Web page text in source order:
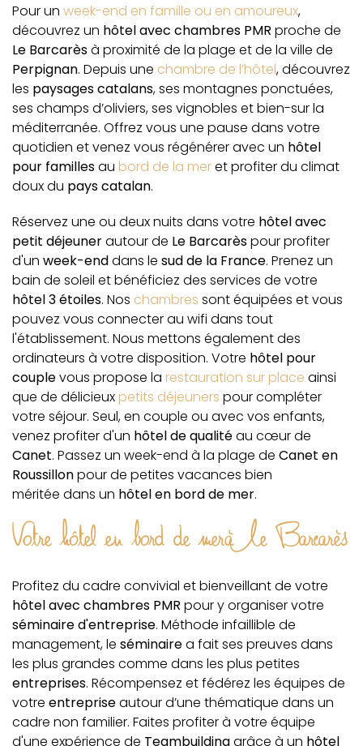
Pour un week-end en famille ou en amoureux,
découvrez un hôtel avec chambres PMR proche de
Le Barcarèsà proximité de la plage et de la ville de
Perpignan. Depuis une chambre de l’hôtel, découvrez
les paysages catalans, ses montagnes ponctuées,
ses champs d’oliviers, ses vignobles et bien-sur la
méditerranée. Offrez vous une pause dans votre
quotidien et venez vous régénérer avec un hôtel
pour famillesau bord de la meret profiter du climat
doux du pays catalan.
Réservez une ou deux nuits dans votre hôtel avec
petit déjeunerautour de Le Barcarèspour profiter
d'un week-enddans le sud de la France. Prenez un
bain de soleil et bénéficiez des services de votre
hôtel 3 étoiles. Nos chambres sont équipées et vous
pouvez vous connecter au wifi dans tout
l'établissement. Nous mettons également des
ordinateurs à votre disposition. Votre hôtel pour
couplevous propose la restauration sur place ainsi
que de délicieux petits déjeuners pour compléter
votre séjour. Seul, en couple ou avec vos enfants,
venez profiter d'un hôtel de qualitéau cœur de
Canet. Passez un week-end à la plage de Canet en
Roussillonpour de petites vacances bien
méritée dans un hôtel en bord de mer.
Votre hôtel en bord de mer à Le Barcarès
Profitez du cadre convivial et bienveillant de votre
hôtel avec chambres PMR pour y organiser votre
séminaire d'entreprise. Méthode infaillible de
management, le séminairea fait ses preuves dans
les plus grandes comme dans les plus petites
entreprises. Récompensez et fédérez les équipes de
votre entrepriseautour d’une thématique dans un
cadre non familier. Faites profiter à votre équipe
d'une expérience de Teambuildinggrâce à un hôtel